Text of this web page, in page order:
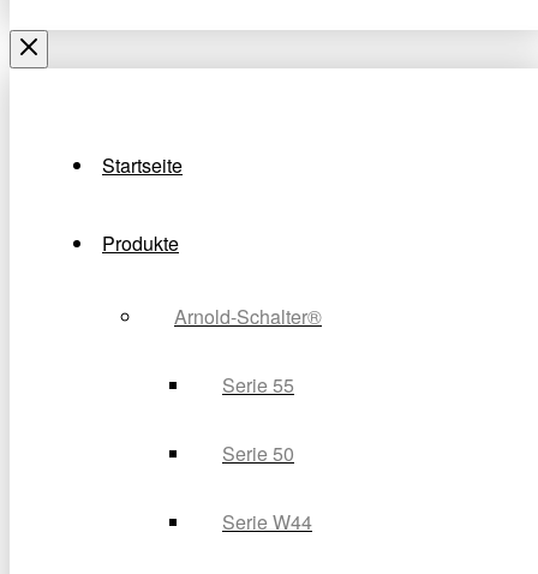
Startseite
Produkte
Arnold-Schalter®
Serie 55
Serie 50
Serie W44